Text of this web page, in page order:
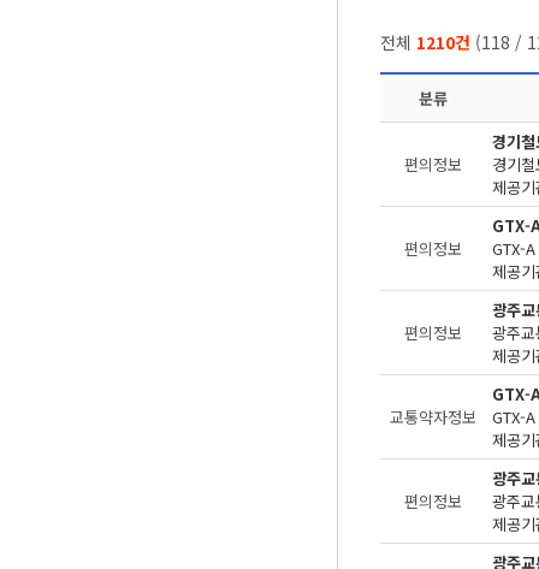
전체 1210건 (118 /
분류
편의정보
경기
제공
편의정보
GTX-
제공
편의정보
광주
제공
교통약자정보
GTX-
제공
편의정보
광주
제공
광주